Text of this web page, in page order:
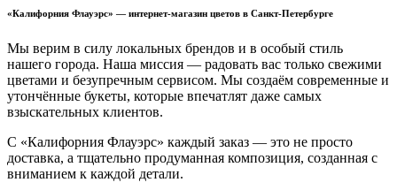
«Калифорния Флауэрс» — интернет-магазин цветов в Санкт-Петербурге
Мы верим в силу локальных брендов и в особый стиль
нашего города. Наша миссия — радовать вас только свежими
цветами и безупречным сервисом. Мы создаём современные и
утончённые букеты, которые впечатлят даже самых
взыскательных клиентов.
С «Калифорния Флауэрс» каждый заказ — это не просто
доставка, а тщательно продуманная композиция, созданная с
вниманием к каждой детали.